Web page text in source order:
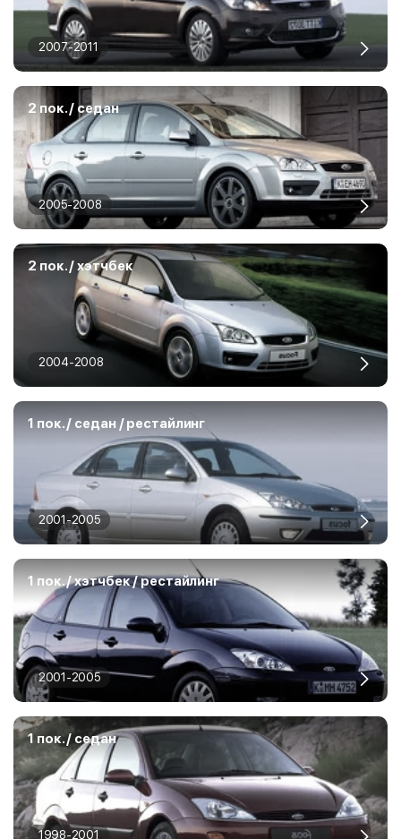
2007-2011
2 пок. / седан
2005-2008
2 пок. / хэтчбек
2004-2008
1 пок. / седан / рестайлинг
2001-2005
1 пок. / хэтчбек / рестайлинг
2001-2005
1 пок. / седан
1998-2001